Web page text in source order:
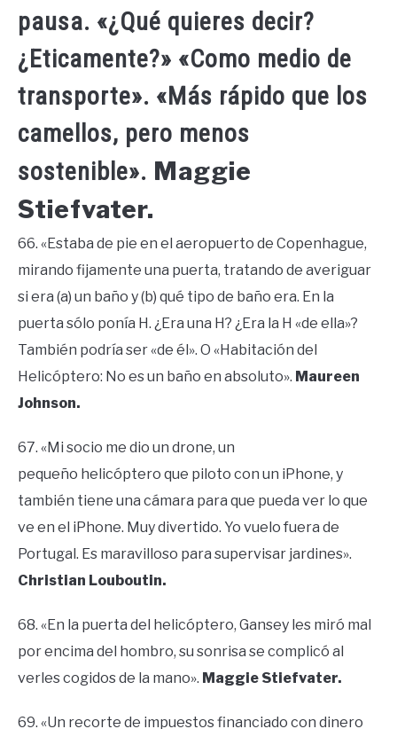
pausa. «¿Qué quieres decir?
¿Eticamente?» «Como medio de
transporte». «Más rápido que los
camellos, pero menos
sostenible». Maggie
Stiefvater.
66. «Estaba de pie en el aeropuerto de Copenhague,
mirando fijamente una puerta, tratando de averiguar
si era (a) un baño y (b) qué tipo de baño era. En la
puerta sólo ponía H. ¿Era una H? ¿Era la H «de ella»?
También podría ser «de él». O «Habitación del
Helicóptero: No es un baño en absoluto». Maureen
Johnson.
67. «Mi socio me dio un drone, un
pequeño helicóptero que piloto con un iPhone, y
también tiene una cámara para que pueda ver lo que
ve en el iPhone. Muy divertido. Yo vuelo fuera de
Portugal. Es maravilloso para supervisar jardines».
Christian Louboutin.
68. «En la puerta del helicóptero, Gansey les miró mal
por encima del hombro, su sonrisa se complicó al
verles cogidos de la mano». Maggie Stiefvater.
69. «Un recorte de impuestos financiado con dinero